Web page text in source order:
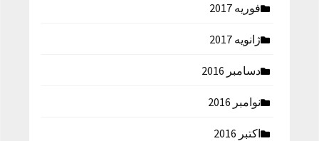
فوریه 2017
ژانویه 2017
دسامبر 2016
نوامبر 2016
اکتبر 2016